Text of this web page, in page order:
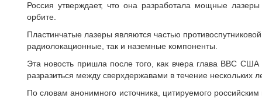
Россия утверждает, что она разработала мощные
орбите.
Пластинчатые лазеры являются частью
радиолокационные, так и наземные компоненты.
Эта новость пришла после того, как вчера глава ВВС
разразиться между сверхдержавами в течение нескольких
По словам анонимного источника, цитируемого